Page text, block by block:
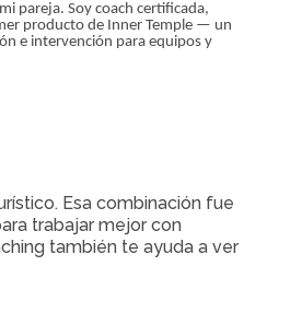
pareja. Soy coach certificada,
producto de Inner Temple — un
e intervención para equipos y
Esa combinación fue
trabajar mejor con
también te ayuda a ver